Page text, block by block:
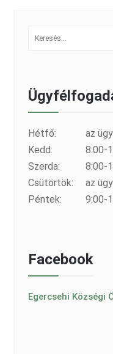
Hétfő:
az
Kedd:
8:00-
Szerda:
8:00-
Csütörtök:
az
Péntek:
9:00-
Facebook
Egercsehi Községi